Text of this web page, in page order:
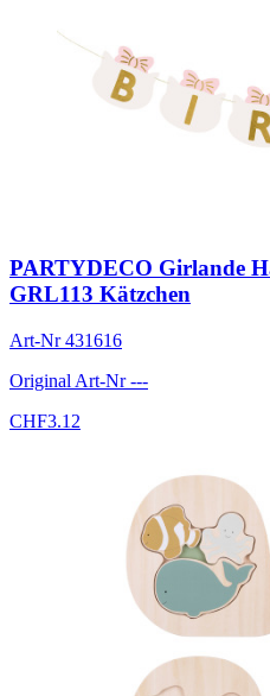
PARTYDECO Girlande
GRL113 Kätzchen
Art-Nr431616
Original Art-Nr---
CHF3.12